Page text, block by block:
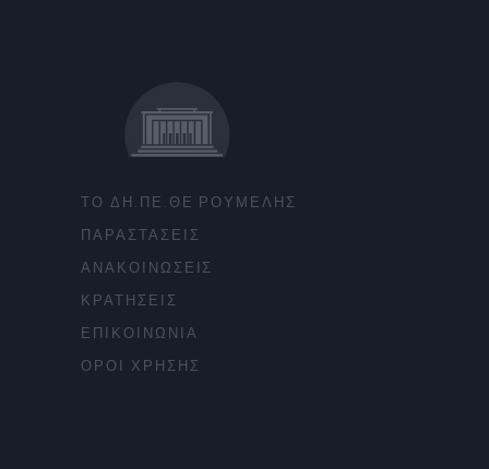
ΤΟ ΔΗ.ΠΕ.ΘΕ ΡΟΥΜΕΛΗΣ
ΠΑΡΑΣΤΑΣΕΙΣ
ΑΝΑΚΟΙΝΩΣΕΙΣ
ΚΡΑΤΗΣΕΙΣ
ΕΠΙΚΟΙΝΩΝΙΑ
ΟΡΟΙ ΧΡΗΣΗΣ